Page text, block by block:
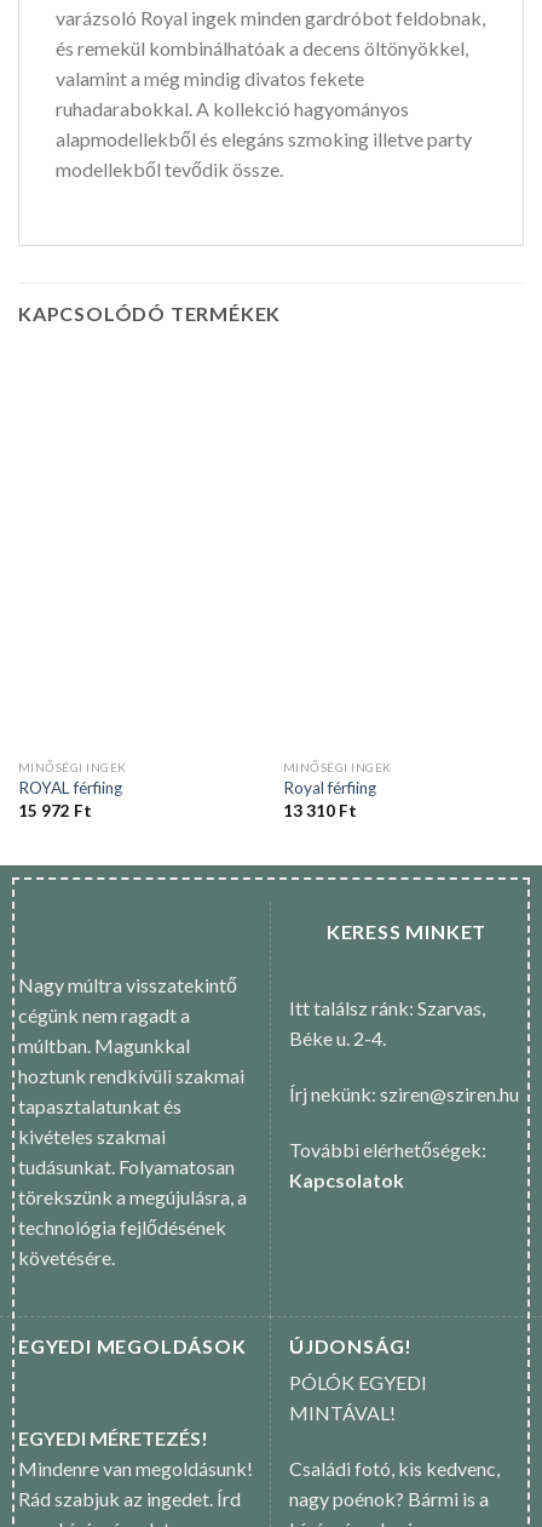
varázsoló Royal ingek minden gardróbot feldobnak,
és remekül kombinálhatóak a decens öltönyökkel,
valamint a még mindig divatos fekete
ruhadarabokkal. A kollekció hagyományos
alapmodellekből és elegáns szmoking illetve party
modellekből tevődik össze.
KAPCSOLÓDÓ TERMÉKEK
MINŐSÉGI INGEK
ROYAL férfiing
15 972 Ft
MINŐSÉGI INGEK
Royal férfiing
13 310 Ft
Nagy múltra visszatekintő
cégünk nem ragadt a
múltban. Magunkkal
hoztunk rendkívüli szakmai
tapasztalatunkat és
kivételes szakmai
tudásunkat. Folyamatosan
törekszünk a megújulásra, a
technológia fejlődésének
követésére.
KERESS MINKET
Itt találsz ránk: Szarvas,
Béke u. 2-4.
Írj nekünk: sziren@sziren.hu
További elérhetőségek:
Kapcsolatok
EGYEDI MEGOLDÁSOK
EGYEDI MÉRETEZÉS!
Mindenre van megoldásunk!
Rád szabjuk az ingedet. Írd
ÚJDONSÁG!
PÓLÓK EGYEDI
MINTÁVAL!
Családi fotó, kis kedvenc,
nagy poénok? Bármi is a